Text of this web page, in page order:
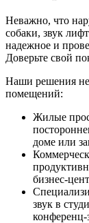
Неважно, что
собаки, звук
надежное и
Доверьте свой
Наши решения
помещений:
Жилые
доме или
бизнес-
звук в
конференц-